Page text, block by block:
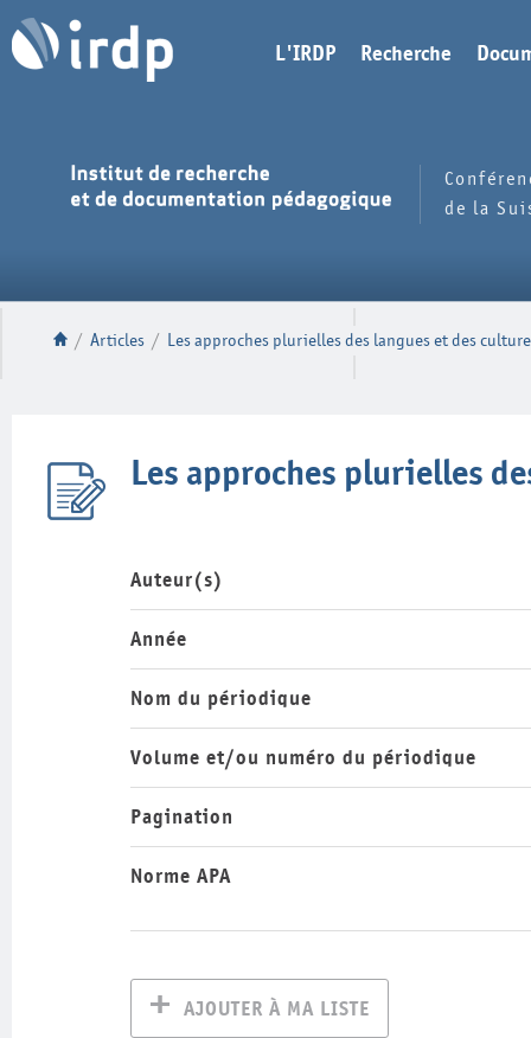
L'IRDP Recherche
de la
/ Articles / Les approches plurielles des langues et des
Les approches plurielles
Auteur(s)
Année
Nom du périodique
Volume et/ou numéro du périodique
Pagination
Norme APA
AJOUTER À MA LISTE